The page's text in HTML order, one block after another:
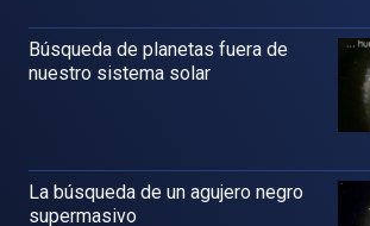
Búsqueda de planetas fuera de
nuestro sistema solar
La búsqueda de un agujero negro
supermasivo